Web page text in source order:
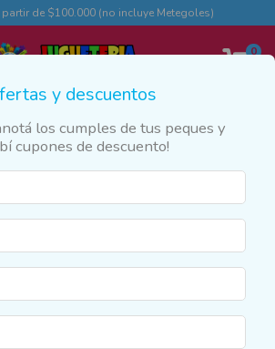
de $100.000 (no incluye Metegoles)
0
Llaveros
y descuentos
los cumples de tus peques y
cupones de descuento!